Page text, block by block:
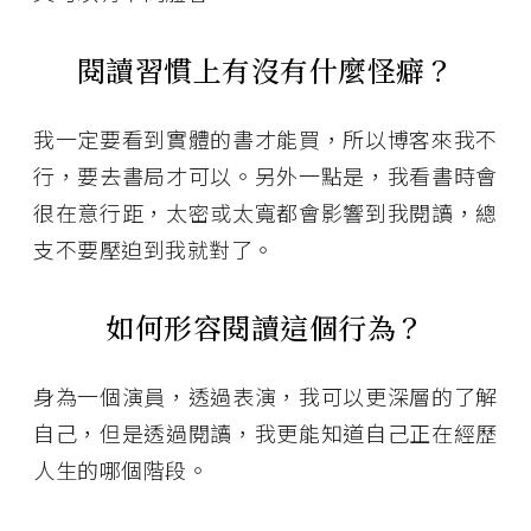
閱讀習慣上有沒有什麼怪癖？
我一定要看到實體的書才能買，所以博客來我不
行，要去書局才可以。另外一點是，我看書時會
很在意行距，太密或太寬都會影響到我閱讀，總
支不要壓迫到我就對了。
如何形容閱讀這個行為？
身為一個演員，透過表演，我可以更深層的了解
自己，但是透過閱讀，我更能知道自己正在經歷
人生的哪個階段。